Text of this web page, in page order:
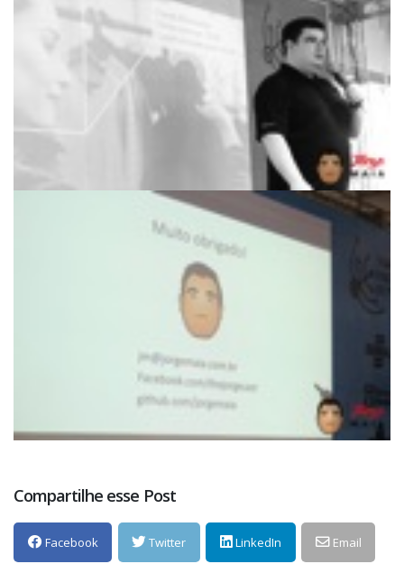
Compartilhe esse Post
Facebook Twitter LinkedIn Email